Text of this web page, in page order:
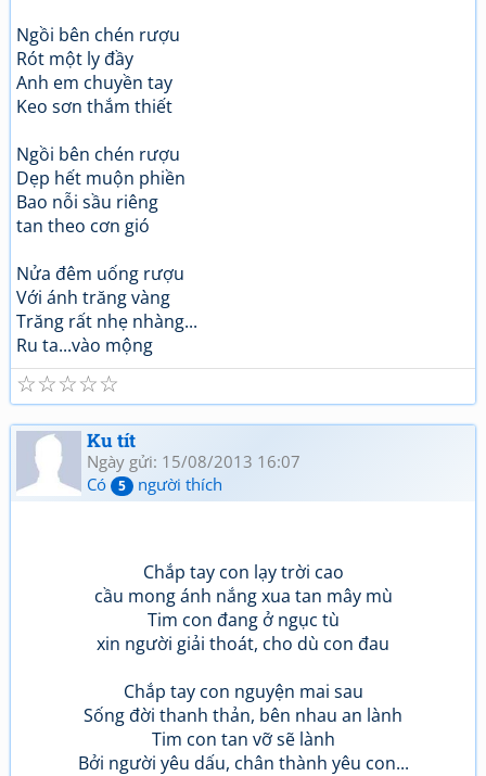
Ngồi bên chén rượu
Rót một ly đầy
Anh em chuyền tay
Keo sơn thắm thiết
Ngồi bên chén rượu
Dẹp hết muộn phiền
Bao nỗi sầu riêng
tan theo cơn gió
Nửa đêm uống rượu
Với ánh trăng vàng
Trăng rất nhẹ nhàng...
Ru ta...vào mộng
☆
☆
☆
☆
☆
Ku tít
Ngày gửi: 15/08/2013 16:07
Có
5 người thích
Chắp tay con lạy trời cao
cầu mong ánh nắng xua tan mây mù
Tim con đang ở ngục tù
xin người giải thoát, cho dù con đau
Chắp tay con nguyện mai sau
Sống đời thanh thản, bên nhau an lành
Tim con tan vỡ sẽ lành
Bởi người yêu dấu, chân thành yêu con...